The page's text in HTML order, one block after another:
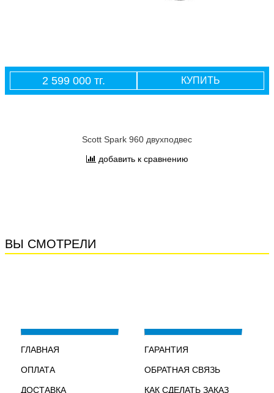
2 599 000 тг. КУПИТЬ
Scott Spark 960 двухподвес
добавить к сравнению
ВЫ СМОТРЕЛИ
ГЛАВНАЯ
ОПЛАТА
ДОСТАВКА
ГАРАНТИЯ
ОБРАТНАЯ СВЯЗЬ
КАК СДЕЛАТЬ ЗАКАЗ